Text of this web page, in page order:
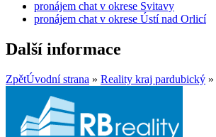
pronájem chat v okrese Svitavy
pronájem chat v okrese Ústí nad Orlicí
Další informace
ZpětÚvodní strana » Reality kraj pardubický »